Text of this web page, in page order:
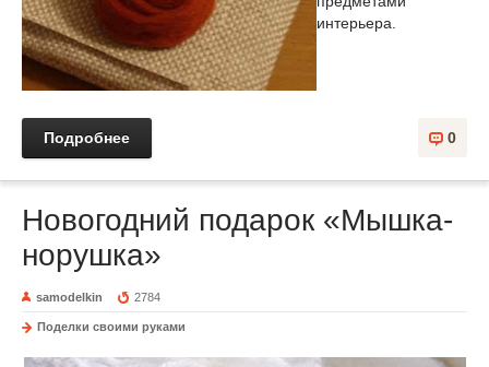
интерьера.
0
Подробнее
Новогодний подарок «Мышка-
норушка»
samodelkin 2784
Поделки своими руками